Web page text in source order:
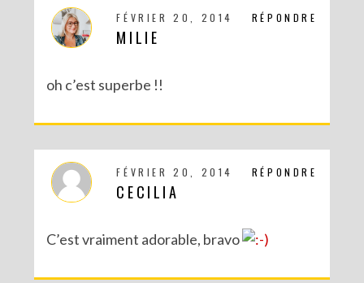
DIY : TAXIDERMISTE DE PAPIER (TROPHÉES EN ORIGAMI)
RÉPONDRE
FÉVRIER 20, 2014
MILIE
oh c’est superbe !!
RÉPONDRE
FÉVRIER 20, 2014
CECILIA
C’est vraiment adorable, bravo